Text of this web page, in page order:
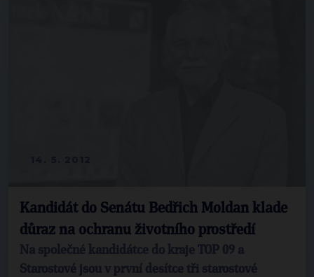
Kandidát do Senátu Bedřich Moldan klade
důraz na ochranu životního prostředí
Na společné kandidátce do kraje TOP 09 a
Starostové jsou v první desítce tři starostové